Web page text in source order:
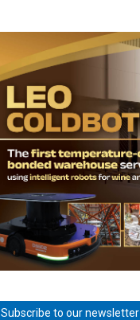
Subscribe to our newsletter